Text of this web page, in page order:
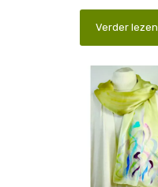
Verder lezen